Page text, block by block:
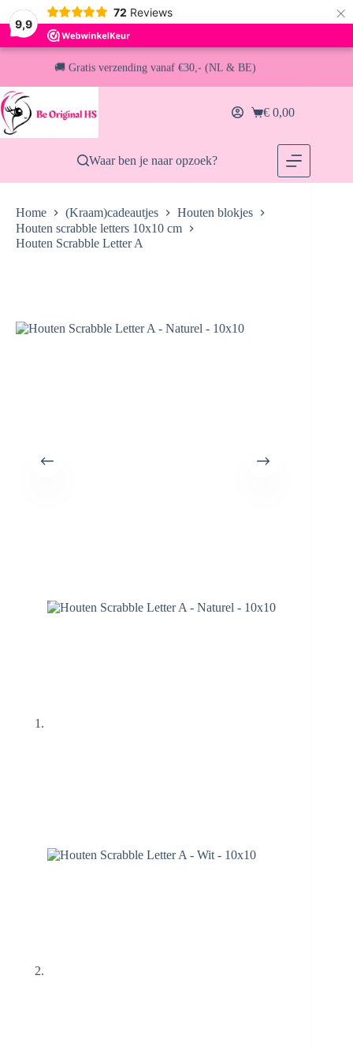
9,9
72 Reviews ×
Ga
inhoud
✅ Direct uit voorraad leverbaar
📦 Voor 13:00u besteld = vandaag verzondenWinkelwagen
€ 0,00
Waar ben je naar opzoek?
Home (Kraam)cadeautjes
Houten blokjes
Houten scrabble letters 10x10 cm
Houten Scrabble Letter A